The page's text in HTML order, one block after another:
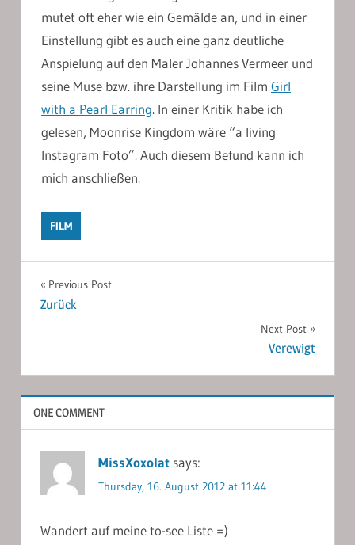
mutet oft eher wie ein Gemälde an, und in einer
Einstellung gibt es auch eine ganz deutliche
Anspielung auf den Maler Johannes Vermeer und
seine Muse bzw. ihre Darstellung im Film Girl
with a Pearl Earring. In einer Kritik habe ich
gelesen, Moonrise Kingdom wäre “a living
Instagram Foto”. Auch diesem Befund kann ich
mich anschließen.
FILM
Post
Previous Post
Zurück
Next Post
Verewigt
ONE COMMENT
MissXoxolat says:
Thursday, 16. August 2012 at 11:44
Wandert auf meine to-see Liste =)